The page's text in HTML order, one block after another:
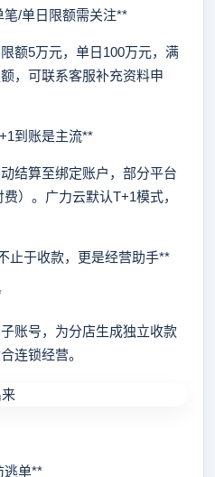
/单日限额需关注**
5万元，单日100万元，满
，可联系客服补充资料申
到账是主流**
算至绑定账户，部分平台
）。广力云默认T+1模式，
于收款，更是经营助手**
号，为分店生成独立收款
连锁经营。
单**